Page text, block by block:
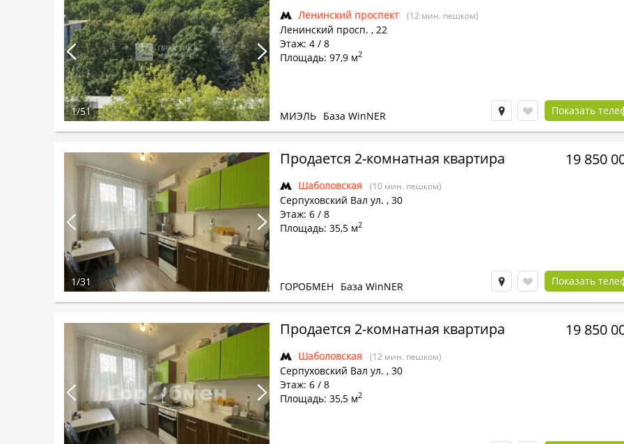
Ленинский проспект (12 мин. пешком)
Ленинский просп. , 22
Этаж: 4 / 8
Площадь: 97,9 м2
МИЭЛЬ База WinNER Показать
1/51
Продается 2-комнатная квартира
Шаболовская (10 мин. пешком)
Серпуховский Вал ул. , 30
Этаж: 6 / 8
Площадь: 35,5 м2
19 850
ГОРОБМЕН База WinNER Показать
1/31
Продается 2-комнатная квартира
Шаболовская (12 мин. пешком)
Серпуховский Вал ул. , 30
Этаж: 6 / 8
Площадь: 35,5 м2
19 850